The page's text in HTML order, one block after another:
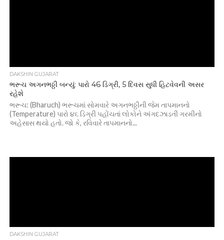
DAKSHIN GUJARAT
ભરૂચ અગનભઠ્ઠી બન્યું: પારો 46 ડિગ્રી, 5 દિવસ સુધી હિટવેવની અસર
રહેશે
ભરૂચ: (Bharuch) ભરૂચમાં સોમવારે અગનભઠ્ઠીની જેમ તાપમાનનો
(Temperature) પારો ૪૬ ડિગ્રી પહોંચતાં લોકોને અંગદઝાડતી ગરમીનો
અહેસાસ થયો હતો. જો કે, રવિવારે તાપમાનનો...
DAKSHIN GUJARAT